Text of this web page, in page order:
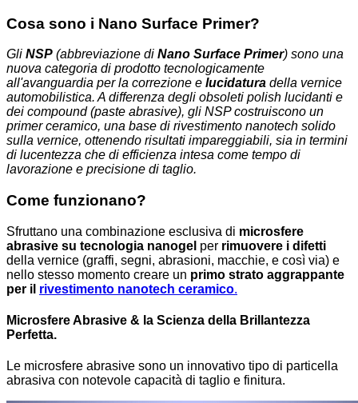
Cosa sono i Nano Surface Primer?
Gli NSP (abbreviazione di Nano Surface Primer) sono una
nuova categoria di prodotto tecnologicamente
all'avanguardia per la correzione e lucidatura della vernice
automobilistica. A differenza degli obsoleti polish lucidanti e
dei compound (paste abrasive), gli NSP costruiscono un
primer ceramico, una base di rivestimento nanotech solido
sulla vernice, ottenendo risultati impareggiabili, sia in termini
di lucentezza che di efficienza intesa come tempo di
lavorazione e precisione di taglio.
Come funzionano?
Sfruttano una combinazione esclusiva di microsfere
abrasive su tecnologia nanogel per rimuovere i difetti
della vernice (graffi, segni, abrasioni, macchie, e così via) e
nello stesso momento creare un primo strato aggrappante
per il rivestimento nanotech ceramico.
Microsfere Abrasive & la Scienza della Brillantezza
Perfetta.
Le microsfere abrasive sono un innovativo tipo di particella
abrasiva con notevole capacità di taglio e finitura.